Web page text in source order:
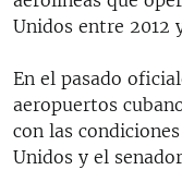
Unidos entre 2012
En el pasado
aeropuertos
con las
Unidos y el